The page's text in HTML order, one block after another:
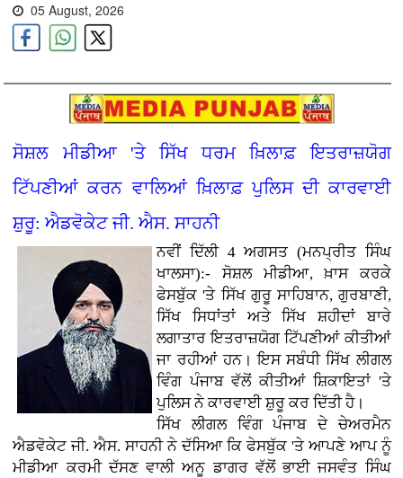
05 August, 2026
ਸੋਸ਼ਲ ਮੀਡੀਆ 'ਤੇ ਸਿੱਖ ਧਰਮ ਖ਼ਿਲਾਫ਼ ਇਤਰਾਜ਼ਯੋਗ
ਟਿੱਪਣੀਆਂ ਕਰਨ ਵਾਲਿਆਂ ਖ਼ਿਲਾਫ਼ ਪੁਲਿਸ ਦੀ ਕਾਰਵਾਈ
ਸ਼ੁਰੂ: ਐਡਵੋਕੇਟ ਜੀ. ਐਸ. ਸਾਹਨੀ
ਨਵੀਂ ਦਿੱਲੀ 4 ਅਗਸਤ (ਮਨਪ੍ਰੀਤ ਸਿੰਘ
ਖਾਲਸਾ):- ਸੋਸ਼ਲ ਮੀਡੀਆ, ਖ਼ਾਸ ਕਰਕੇ
ਫੇਸਬੁੱਕ 'ਤੇ ਸਿੱਖ ਗੁਰੂ ਸਾਹਿਬਾਨ, ਗੁਰਬਾਣੀ,
ਸਿੱਖ ਸਿਧਾਂਤਾਂ ਅਤੇ ਸਿੱਖ ਸ਼ਹੀਦਾਂ ਬਾਰੇ
ਲਗਾਤਾਰ ਇਤਰਾਜ਼ਯੋਗ ਟਿੱਪਣੀਆਂ ਕੀਤੀਆਂ
ਜਾ ਰਹੀਆਂ ਹਨ। ਇਸ ਸਬੰਧੀ ਸਿੱਖ ਲੀਗਲ
ਵਿੰਗ ਪੰਜਾਬ ਵੱਲੋਂ ਕੀਤੀਆਂ ਸ਼ਿਕਾਇਤਾਂ 'ਤੇ
ਪੁਲਿਸ ਨੇ ਕਾਰਵਾਈ ਸ਼ੁਰੂ ਕਰ ਦਿੱਤੀ ਹੈ।
ਸਿੱਖ ਲੀਗਲ ਵਿੰਗ ਪੰਜਾਬ ਦੇ ਚੇਅਰਮੈਨ
ਐਡਵੋਕੇਟ ਜੀ. ਐਸ. ਸਾਹਨੀ ਨੇ ਦੱਸਿਆ ਕਿ ਫੇਸਬੁੱਕ 'ਤੇ ਆਪਣੇ ਆਪ ਨੂੰ
ਮੀਡੀਆ ਕਰਮੀ ਦੱਸਣ ਵਾਲੀ ਅਨੂ ਡਾਗਰ ਵੱਲੋਂ ਭਾਈ ਜਸਵੰਤ ਸਿੰਘ